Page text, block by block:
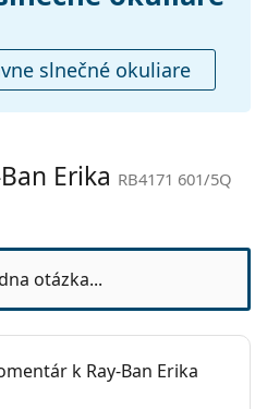
601/5Q 54
slnečné okuliare
Erika RB4171 601/5Q
otázka...
k Ray-Ban Erika